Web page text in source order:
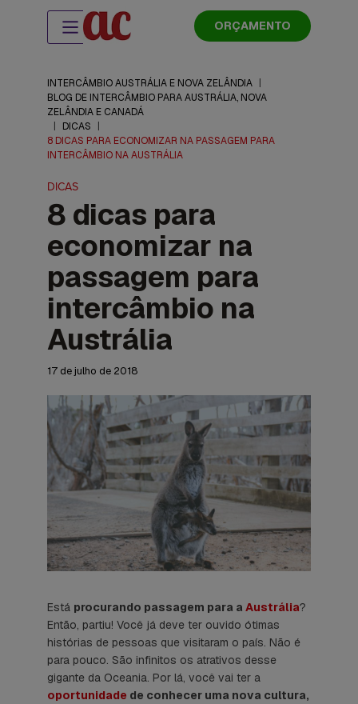
ORÇAMENTO
INTERCÂMBIO AUSTRÁLIA E NOVA ZELÂNDIA
BLOG DE INTERCÂMBIO PARA AUSTRÁLIA, NOVA
ZELÂNDIA E CANADÁ
DICAS
8 DICAS PARA ECONOMIZAR NA PASSAGEM PARA
INTERCÂMBIO NA AUSTRÁLIA
DICAS
8 dicas para
economizar na
passagem para
intercâmbio na
Austrália
17 de julho de 2018
Está procurando passagem para a Austrália?
Então, partiu! Você já deve ter ouvido ótimas
histórias de pessoas que visitaram o país. Não é
para pouco. São infinitos os atrativos desse
gigante da Oceania. Por lá, você vai ter a
oportunidade de conhecer uma nova cultura,